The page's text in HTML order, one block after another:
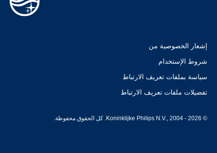
إشعار الخصوصية من
شروط الإستخدام
سياسة بملفات تعريف الارتباط
تفضيلات ملفات تعريف الارتباط
© Koninklijke Philips N.V., 2004 - 2026. كل الحقوق محفوظة.